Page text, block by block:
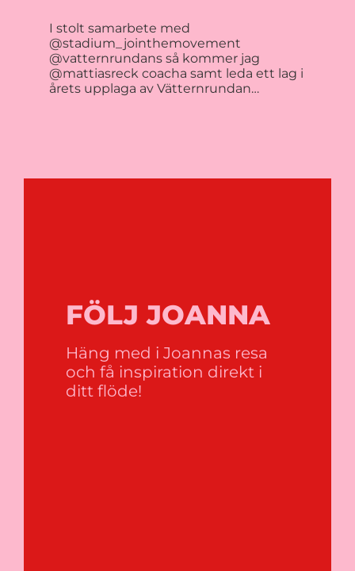
I stolt samarbete med
@stadium_jointhemovement
@vatternrundans så kommer jag
@mattiasreck coacha samt leda ett lag i
årets upplaga av Vätternrundan…
FÖLJ JOANNA
Häng med i Joannas resa
och få inspiration direkt i
ditt flöde!